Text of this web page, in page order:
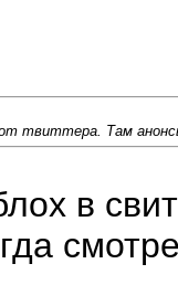
твиттера. Там
в